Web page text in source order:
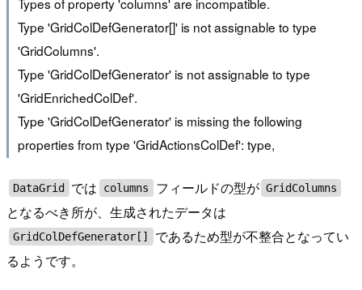
Type 'GridColDefGenerator[]' is not assignable to type
'GridColumns'.
Type 'GridColDefGenerator' is not assignable to type
'GridEnrichedColDef'.
Type 'GridColDefGenerator' is missing the following
properties from type 'GridActionsColDef': type,
DataGrid では columns フィールドの型が GridColumns
となるべき所が、生成されたデータは
GridColDefGenerator[]
であるため型が不整合となってい
るようです。